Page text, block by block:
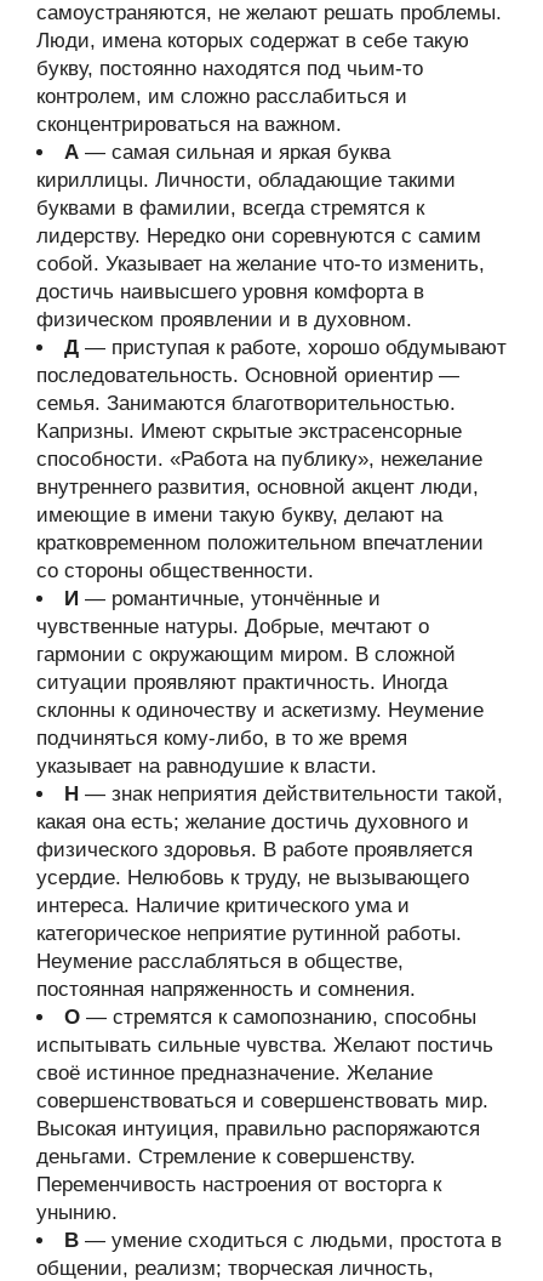
самоустраняются, не желают решать проблемы.
Люди, имена которых содержат в себе такую
букву, постоянно находятся под чьим-то
контролем, им сложно расслабиться и
сконцентрироваться на важном.
А — самая сильная и яркая буква
кириллицы. Личности, обладающие такими
буквами в фамилии, всегда стремятся к
лидерству. Нередко они соревнуются с самим
собой. Указывает на желание что-то изменить,
достичь наивысшего уровня комфорта в
физическом проявлении и в духовном.
Д — приступая к работе, хорошо обдумывают
последовательность. Основной ориентир —
семья. Занимаются благотворительностью.
Капризны. Имеют скрытые экстрасенсорные
способности. «Работа на публику», нежелание
внутреннего развития, основной акцент люди,
имеющие в имени такую букву, делают на
кратковременном положительном впечатлении
со стороны общественности.
И — романтичные, утончённые и
чувственные натуры. Добрые, мечтают о
гармонии с окружающим миром. В сложной
ситуации проявляют практичность. Иногда
склонны к одиночеству и аскетизму. Неумение
подчиняться кому-либо, в то же время
указывает на равнодушие к власти.
Н — знак неприятия действительности такой,
какая она есть; желание достичь духовного и
физического здоровья. В работе проявляется
усердие. Нелюбовь к труду, не вызывающего
интереса. Наличие критического ума и
категорическое неприятие рутинной работы.
Неумение расслабляться в обществе,
постоянная напряженность и сомнения.
О — стремятся к самопознанию, способны
испытывать сильные чувства. Желают постичь
своё истинное предназначение. Желание
совершенствоваться и совершенствовать мир.
Высокая интуиция, правильно распоряжаются
деньгами. Стремление к совершенству.
Переменчивость настроения от восторга к
унынию.
В — умение сходиться с людьми, простота в
общении, реализм; творческая личность,